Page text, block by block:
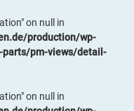
on null in
production/wp-
pm-views/detail-
on null in